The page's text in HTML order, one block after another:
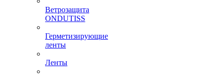
Ветрозащита
ONDUTISS
Герметизирующие
ленты
Ленты